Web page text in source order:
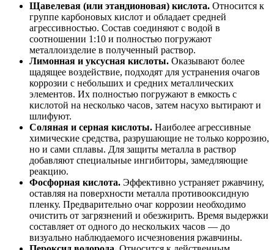
Щавелевая (или этандионовая) кислота. Относится к
группе карбоновых кислот и обладает средней
агрессивностью. Состав соединяют с водой в
соотношении 1:10 и полностью погружают
металлоизделие в полученный раствор.
Лимонная и уксусная кислоты. Оказывают более
щадящее воздействие, подходят для устранения очагов
коррозии с небольших и средних металлических
элементов. Их полностью погружают в емкость с
кислотой на несколько часов, затем насухо вытирают и
шлифуют.
Соляная и серная кислоты. Наиболее агрессивные
химические средства, разрушающие не только коррозию,
но и сами сплавы. Для защиты металла в раствор
добавляют специальные ингибиторы, замедляющие
реакцию.
Фосфорная кислота. Эффективно устраняет ржавчину,
оставляя на поверхности металла противооксидную
пленку. Предварительно очаг коррозии необходимо
очистить от загрязнений и обезжирить. Время выдержки
составляет от одного до нескольких часов — до
визуально наблюдаемого исчезновения ржавчины.